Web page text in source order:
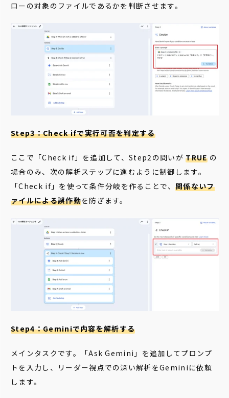
ローの対象のファイルであるかを判断させます。
Step3：Check ifで実行可否を判定する
ここで「Check if」を追加して、Step2の問いがTRUEの
場合のみ、 次の解析ステップに進む ように制御します。
「Check if」を使って条件分岐を作ることで、関係ないフ
ァイルによる誤作動を防ぎます。
Step4：Geminiで内容を解析する
メインタスクです。「Ask Gemini」を追加してプロンプ
トを入力し、リーダー視点での深い解析をGeminiに依頼
します。